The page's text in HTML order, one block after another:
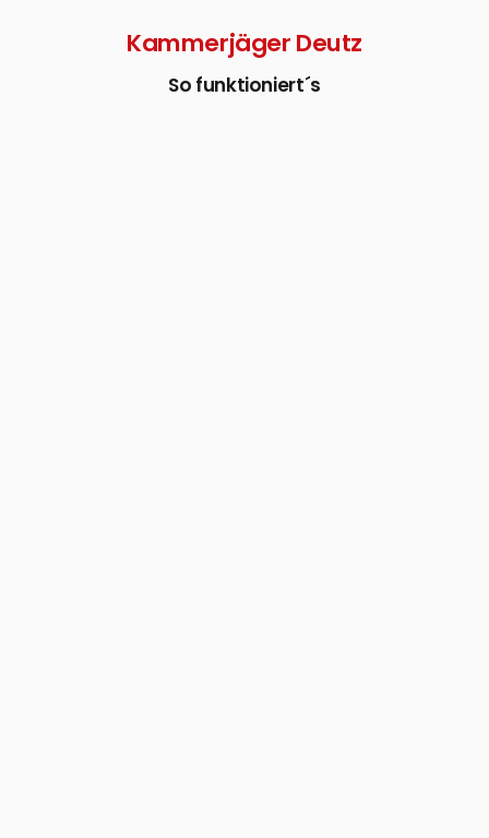
Kammerjäger Deutz
So funktioniert´s